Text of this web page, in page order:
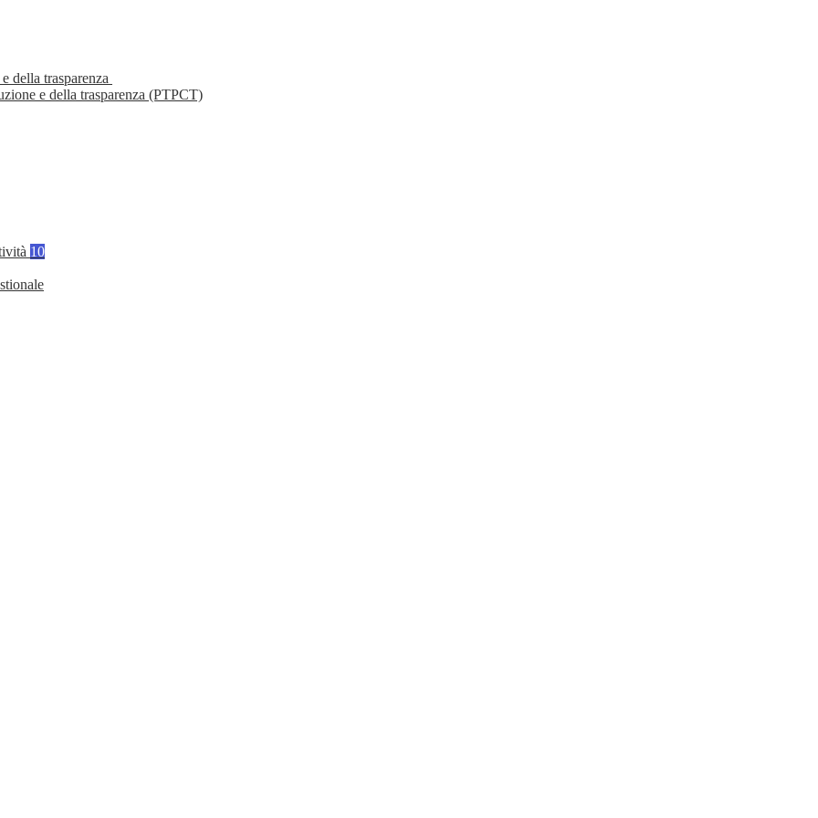
della trasparenza
e della trasparenza (PTPCT)
10